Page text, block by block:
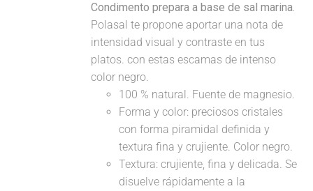
Condimento prepara a base de sal marina.
Polasal te propone aportar una nota de
intensidad visual y contraste en tus
platos. con estas escamas de intenso
color negro.
100 % natural. Fuente de magnesio.
Forma y color: preciosos cristales
con forma piramidal definida y
textura fina y crujiente. Color negro.
Textura: crujiente, fina y delicada. Se
disuelve rápidamente a la